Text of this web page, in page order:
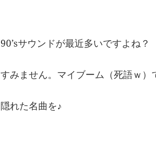
90’sサウンドが最近多いですよね？
すみません。マイブーム（死語ｗ）
隠れた名曲を♪